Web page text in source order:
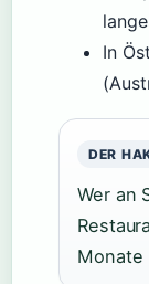
In
DER
Wer an
Monate